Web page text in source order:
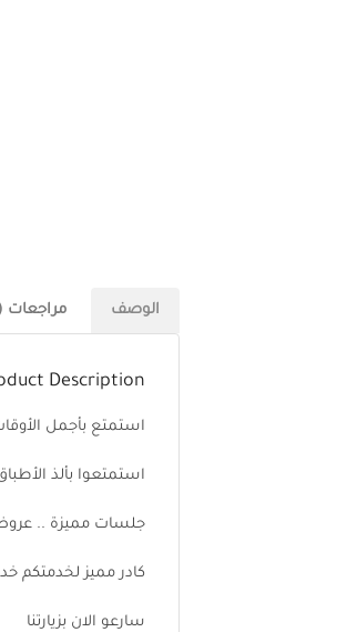
الوصف مراجعات
Description
استمتع بأجمل
استمتعوا بألذ
جلسات مميزة ..
كادر مميز لخدمتكم
سارعو الان بزيارتنا